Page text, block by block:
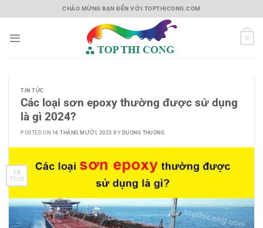
to
CHÀO MỪNG BẠN ĐẾN VỚI TOPTHICONG.COM
0
TIN TỨC
Các loại sơn epoxy thường được sử dụng
là gì 2024?
POSTED ON 16 THÁNG MƯỜI, 2023 BY DUONG THUONG
16
Th10